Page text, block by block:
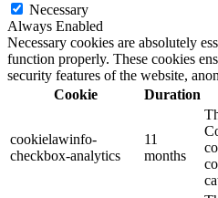
Necessary
Always Enabled
Necessary cookies are absolutely
function properly. These cookies
security features of the website,
Cookie
Duration
cookielawinfo-
checkbox-analytics
11
months